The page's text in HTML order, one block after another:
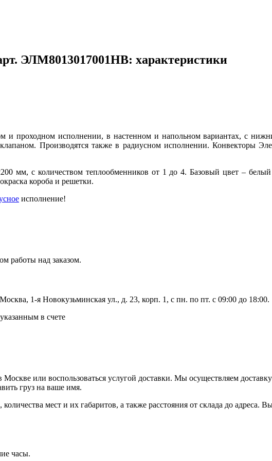
ЭЛМ8013017001НВ: характеристики
и проходном исполнении, в настенном и напольном вариантах, с
Производятся также в радиусном исполнении. Конвекторы
мм, с количеством теплообменников от 1 до 4. Базовый цвет –
короба и решетки.
исполнение!
работы над заказом.
1-я Новокузьминская ул., д. 23, корп. 1, с пн. по пт. с 09:00 до 18:00.
в счете
Москве или воспользоваться услугой доставки. Мы осуществляем
груз на ваше имя.
количества мест и их габаритов, а также расстояния от склада до
часы.